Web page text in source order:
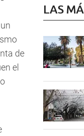
de
el
LAS